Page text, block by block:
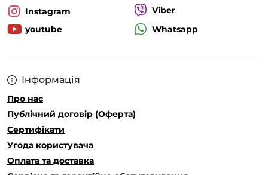
Інформація
Про нас
Публічний договір (Оферта)
Сертифікати
Угода користувача
Оплата та доставка
Instagram
youtube
Viber
Whatsapp